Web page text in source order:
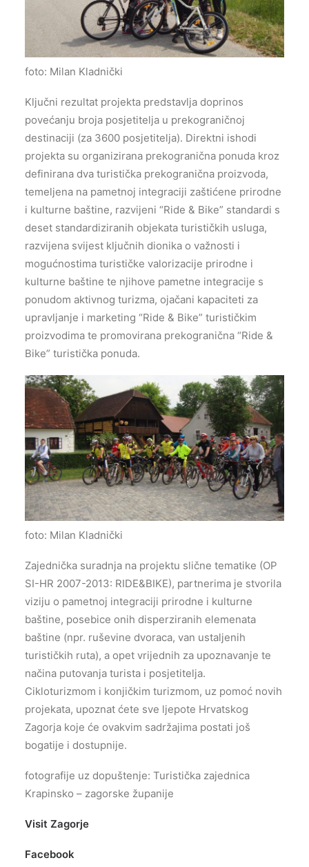
foto: Milan Kladnički
Ključni rezultat projekta predstavlja doprinos
povećanju broja posjetitelja u prekograničnoj
destinaciji (za 3600 posjetitelja). Direktni ishodi
projekta su organizirana prekogranična ponuda kroz
definirana dva turistička prekogranična proizvoda,
temeljena na pametnoj integraciji zaštićene prirodne
i kulturne baštine, razvijeni “Ride & Bike” standardi s
deset standardiziranih objekata turističkih usluga,
razvijena svijest ključnih dionika o važnosti i
mogućnostima turističke valorizacije prirodne i
kulturne baštine te njihove pametne integracije s
ponudom aktivnog turizma, ojačani kapaciteti za
upravljanje i marketing “Ride & Bike” turističkim
proizvodima te promovirana prekogranična “Ride &
Bike” turistička ponuda.
foto: Milan Kladnički
Zajednička suradnja na projektu slične tematike (OP
SI-HR 2007-2013: RIDE&BIKE), partnerima je stvorila
viziju o pametnoj integraciji prirodne i kulturne
baštine, posebice onih disperziranih elemenata
baštine (npr. ruševine dvoraca, van ustaljenih
turističkih ruta), a opet vrijednih za upoznavanje te
načina putovanja turista i posjetitelja.
Cikloturizmom i konjičkim turizmom, uz pomoć novih
projekata, upoznat ćete sve ljepote Hrvatskog
Zagorja koje će ovakvim sadržajima postati još
bogatije i dostupnije.
fotografije uz dopuštenje: Turistička zajednica
Krapinsko – zagorske županije
Visit Zagorje
Facebook